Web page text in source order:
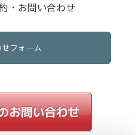
・お問い合わせ
せフォーム